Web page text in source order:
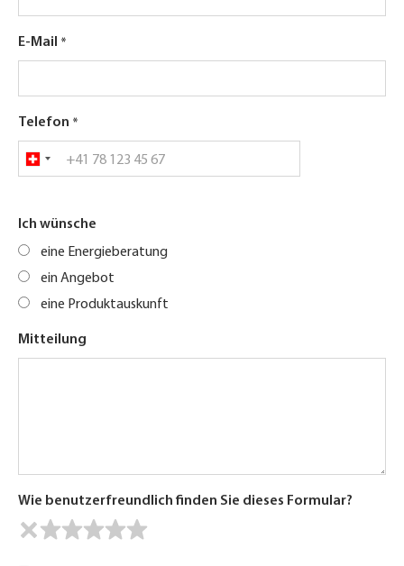
E-Mail
Telefon
Ich wünsche
eine Energieberatung
ein Angebot
eine Produktauskunft
Mitteilung
Wie benutzerfreundlich finden Sie dieses Formular?